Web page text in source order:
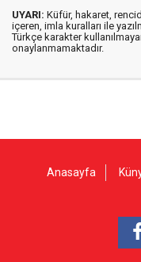
UYARI: Küfür, hakaret,
içeren, imla kuralları ile
Türkçe karakter
onaylanmamaktadır.
Anasayfa